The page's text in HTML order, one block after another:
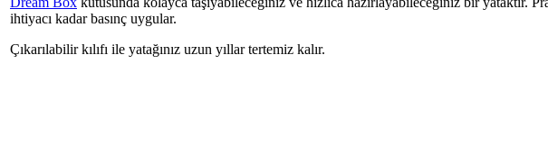
ihtiyacı kadar basınç uygular.
Çıkarılabilir kılıfı ile yatağınız uzun yıllar tertemiz kalır.